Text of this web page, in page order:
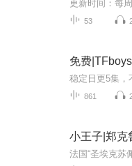
53
861
小王子|郑克